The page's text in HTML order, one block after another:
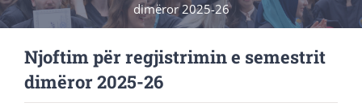
dimëror 2025-26
Njoftim për regjistrimin e semestrit
dimëror 2025-26